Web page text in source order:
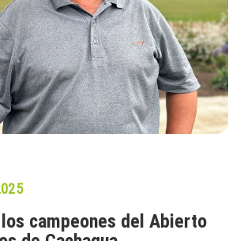
campeones del Abierto